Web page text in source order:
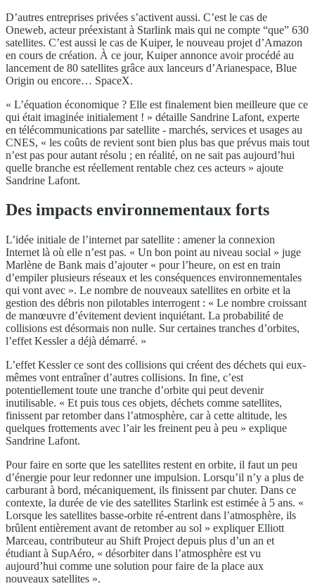
D’autres entreprises privées s’activent aussi. C’est le cas de
Oneweb, acteur préexistant à Starlink mais qui ne compte “que” 630
satellites. C’est aussi le cas de Kuiper, le nouveau projet d’Amazon
en cours de création. À ce jour, Kuiper annonce avoir procédé au
lancement de 80 satellites grâce aux lanceurs d’Arianespace, Blue
Origin ou encore… SpaceX.
« L’équation économique ? Elle est finalement bien meilleure que ce
qui était imaginée initialement ! » détaille Sandrine Lafont, experte
en télécommunications par satellite - marchés, services et usages au
CNES, « les coûts de revient sont bien plus bas que prévus mais tout
n’est pas pour autant résolu ; en réalité, on ne sait pas aujourd’hui
quelle branche est réellement rentable chez ces acteurs » ajoute
Sandrine Lafont.
Des impacts environnementaux forts
L’idée initiale de l’internet par satellite : amener la connexion
Internet là où elle n’est pas. « Un bon point au niveau social » juge
Marlène de Bank mais d’ajouter « pour l’heure, on est en train
d’empiler plusieurs réseaux et les conséquences environnementales
qui vont avec ». Le nombre de nouveaux satellites en orbite et la
gestion des débris non pilotables interrogent : « Le nombre croissant
de manœuvre d’évitement devient inquiétant. La probabilité de
collisions est désormais non nulle. Sur certaines tranches d’orbites,
l’effet Kessler a déjà démarré. »
L’effet Kessler ce sont des collisions qui créent des déchets qui eux-
mêmes vont entraîner d’autres collisions. In fine, c’est
potentiellement toute une tranche d’orbite qui peut devenir
inutilisable. « Et puis tous ces objets, déchets comme satellites,
finissent par retomber dans l’atmosphère, car à cette altitude, les
quelques frottements avec l’air les freinent peu à peu » explique
Sandrine Lafont.
Pour faire en sorte que les satellites restent en orbite, il faut un peu
d’énergie pour leur redonner une impulsion. Lorsqu’il n’y a plus de
carburant à bord, mécaniquement, ils finissent par chuter. Dans ce
contexte, la durée de vie des satellites Starlink est estimée à 5 ans. «
Lorsque les satellites basse-orbite ré-entrent dans l’atmosphère, ils
brûlent entièrement avant de retomber au sol » expliquer Elliott
Marceau, contributeur au Shift Project depuis plus d’un an et
étudiant à SupAéro, « désorbiter dans l’atmosphère est vu
aujourd’hui comme une solution pour faire de la place aux
nouveaux satellites ».